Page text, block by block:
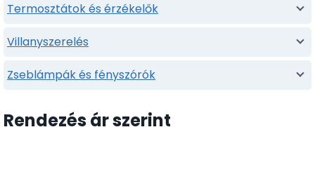
Termosztátok és érzékelők
Villanyszerelés
Zseblámpák és fényszórók
Rendezés ár szerint